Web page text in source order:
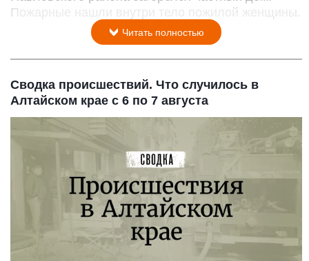
Пожарные нашли внутри тело пожилой женщины.
Читать полностью
Сводка происшествий. Что случилось в
Алтайском крае с 6 по 7 августа